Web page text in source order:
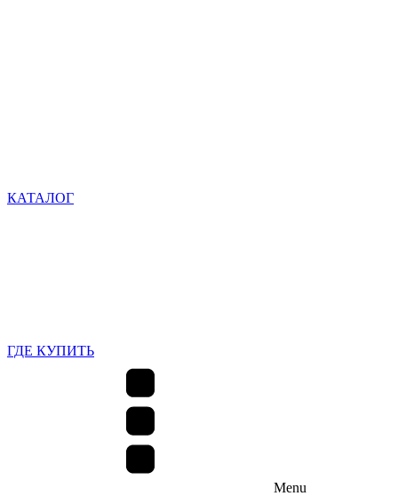
КАТАЛОГ
ГДЕ КУПИТЬ
Menu